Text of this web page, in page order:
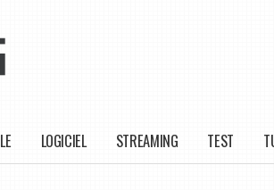
LOGICIEL STREAMING TEST